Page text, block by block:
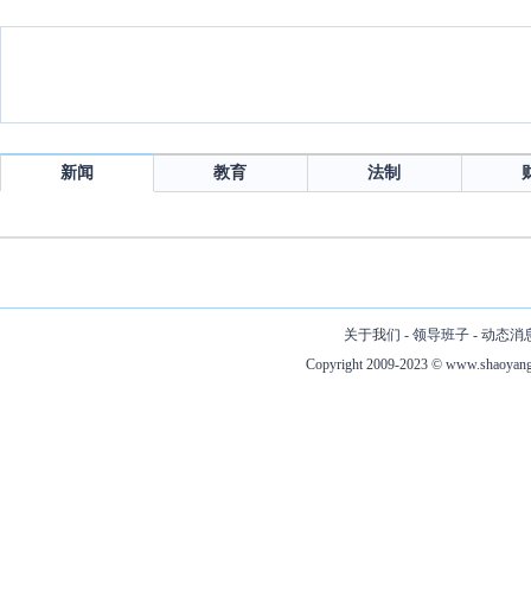
新闻 教育 法制
关于我们 - 领导班子 - 动态消
Copyright 2009-2023 ©